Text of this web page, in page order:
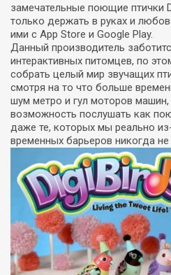
замечательные поющие птички
только держать в руках и
ими с App Store и Google Play.
Данный производитель
интерактивных питомцев, по
собрать целый мир звучащих
смотря на то что больше
шум метро и гул моторов
возможность послушать как
даже те, которых мы реально
временных барьеров никогда